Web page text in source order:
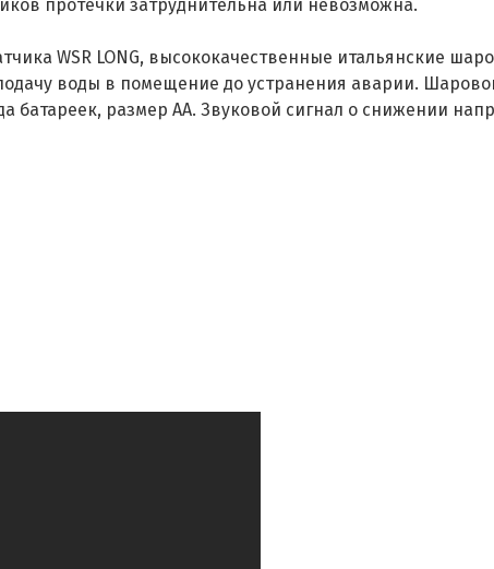
протечки затруднительна или невозможна.
WSR LONG, высококачественные итальянские
воды в помещение до устранения аварии.
батареек, размер АА. Звуковой сигнал о снижении